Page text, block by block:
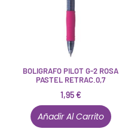
BOLIGRAFO PILOT G-2 ROSA
PASTEL RETRAC.0,7
1,95€
Añadir Al Carrito